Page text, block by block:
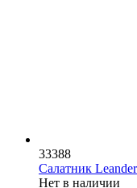
33388
Салатник
Нет в наличии